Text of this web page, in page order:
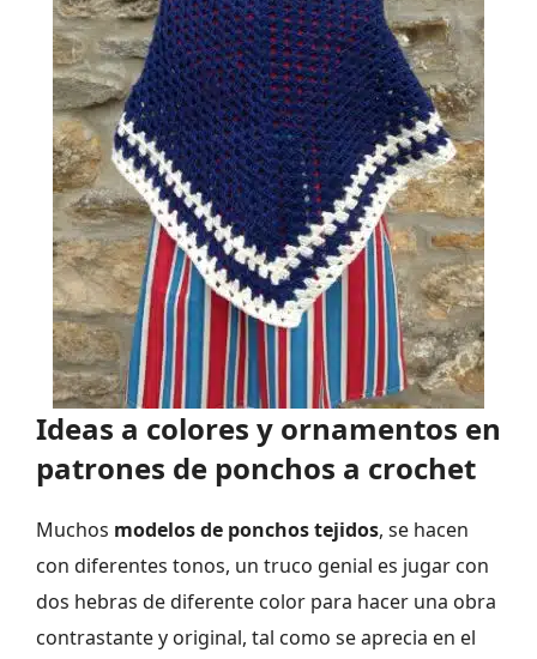
Ideas a colores y ornamentos en
patrones de ponchos a crochet
Muchos modelos de ponchos tejidos, se hacen
con diferentes tonos, un truco genial es jugar con
dos hebras de diferente color para hacer una obra
contrastante y original, tal como se aprecia en el